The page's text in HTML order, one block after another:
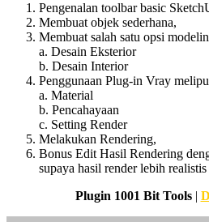
Pengenalan toolbar basic
Membuat objek sederhana,
Membuat salah satu opsi
a. Desain Eksterior
b. Desain Interior
Penggunaan Plug-in Vray
a. Material
b. Pencahayaan
c. Setting Render
Melakukan Rendering,
Bonus Edit Hasil Rendering
supaya hasil render lebih
Plugin 1001 Bit Tools |